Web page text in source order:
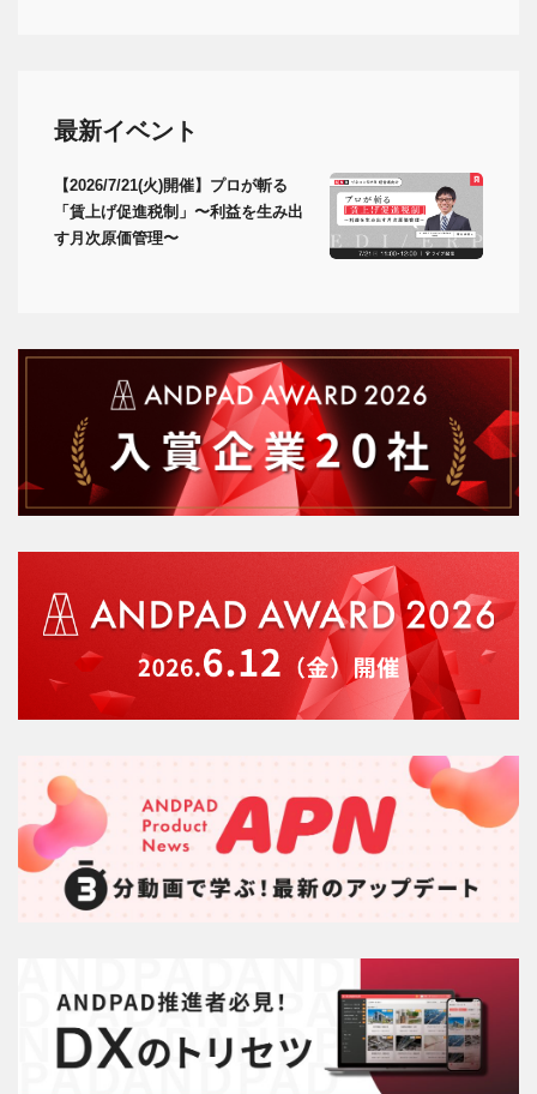
最新イベント
【2026/7/21(火)開催】プロが斬る
「賃上げ促進税制」〜利益を生み出
す月次原価管理〜